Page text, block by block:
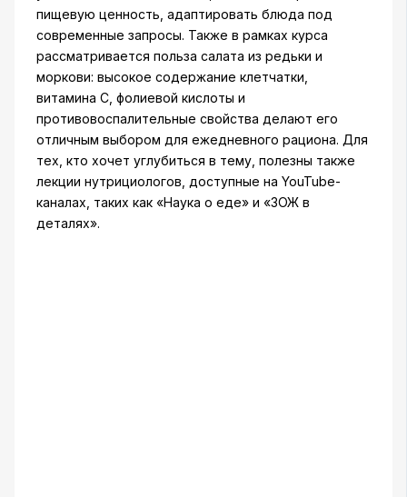
пищевую ценность, адаптировать блюда под
современные запросы. Также в рамках курса
рассматривается польза салата из редьки и
моркови: высокое содержание клетчатки,
витамина C, фолиевой кислоты и
противовоспалительные свойства делают его
отличным выбором для ежедневного рациона. Для
тех, кто хочет углубиться в тему, полезны также
лекции нутрициологов, доступные на YouTube-
каналах, таких как «Наука о еде» и «ЗОЖ в
деталях».